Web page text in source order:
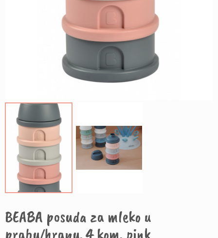
BEABA posuda za mleko u